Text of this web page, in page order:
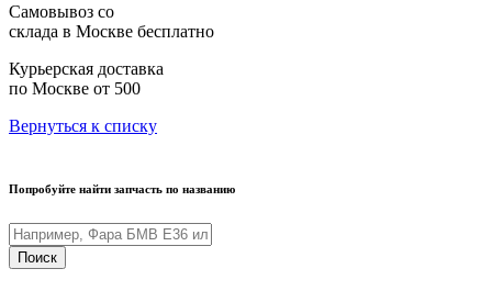
Самовывоз со
склада в Москве бесплатно
Курьерская доставка
по Москве от 500
Вернуться к списку
Попробуйте найти запчасть по названию
Поиск